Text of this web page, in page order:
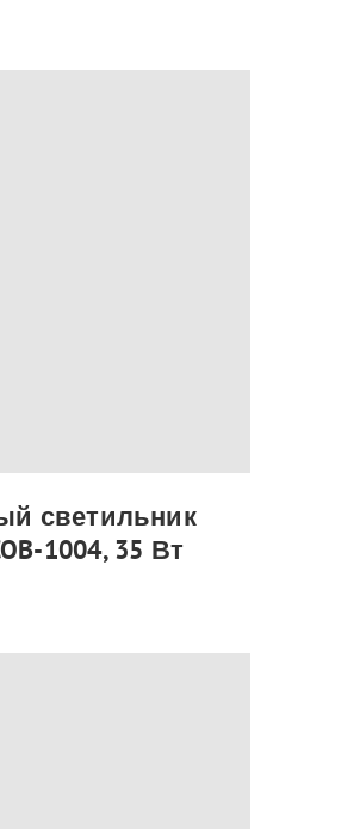
светильник
1004, 35 Вт